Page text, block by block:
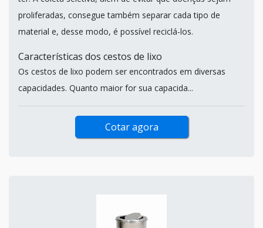
proliferadas, consegue também separar cada tipo de
material e, desse modo, é possível reciclá-los.
Características dos cestos de lixo
Os cestos de lixo podem ser encontrados em diversas
capacidades. Quanto maior for sua capacida...
Cotar agora